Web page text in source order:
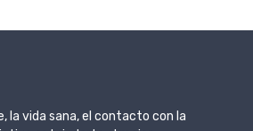
la vida sana, el contacto con la